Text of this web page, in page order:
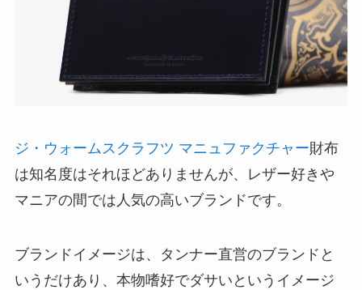
ジ・ウォームスクラフツ マニュファクチャー財布
は知名度はそれほどありませんが、レザー好きや
マニアの間では人気の高いブランドです。
ブランドイメージは、タンナー直営のブランドと
いうだけあり、本物嗜好でダサいというイメージ